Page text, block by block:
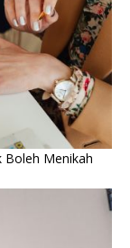
Boleh Menikah